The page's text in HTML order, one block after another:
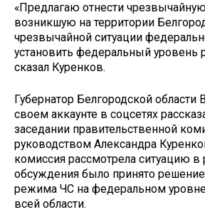
«Предлагаю отнести
возникшую на территории
чрезвычайной ситуации
установить федеральный уровень
сказал Куренков.
Губернатор Белгородской области
своем аккаунте в соцсетях
заседании правительственной
руководством Александра
комиссия рассмотрела ситуацию в
обсуждения было принято
режима ЧС на федеральном
всей области.